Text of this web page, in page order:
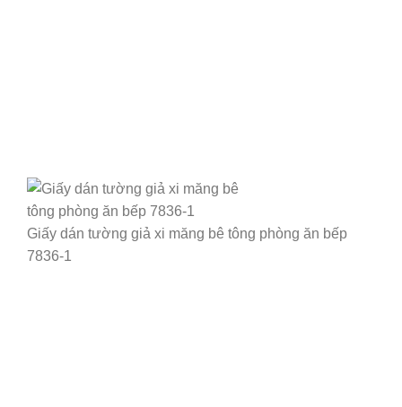
Giấy dán tường giả xi măng bê tông phòng ăn bếp
7836-1